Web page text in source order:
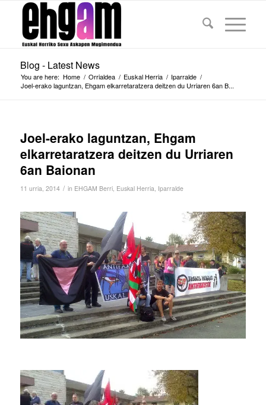
Blog - Latest News
You are here: Home / Orrialdea / Euskal Herria / Iparralde /
Joel-erako laguntzan, Ehgam elkarretaratzera deitzen du Urriaren 6an B...
Joel-erako laguntzan, Ehgam
elkarretaratzera deitzen du Urriaren
6an Baionan
11 urria, 2014 / in EHGAM Berri, Euskal Herria, Iparralde